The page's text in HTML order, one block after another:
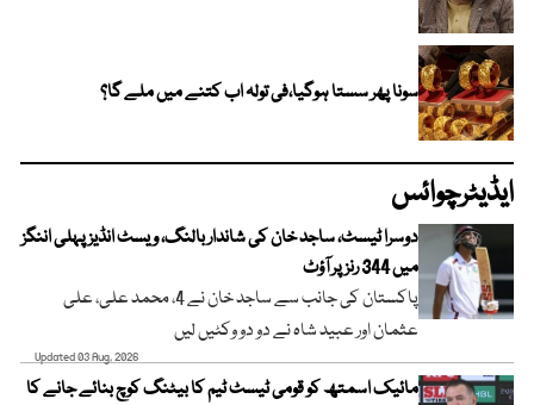
سونا پھر سستا ہوگیا،فی تولہ اب کتنے میں ملے گا؟
ایڈیٹرچوائس
دوسرا ٹیسٹ، ساجد خان کی شاندار بالنگ، ویسٹ انڈیز پہلی اننگز
میں 344 رنز پر آؤٹ
پاکستان کی جانب سے ساجد خان نے 4، محمد علی، علی
عثمان اور عبید شاہ نے دو دو وکٹیں لیں
Updated 03 Aug, 2026
مائیک اسمتھ کو قومی ٹیسٹ ٹیم کا بیٹنگ کوچ بنائے جانے کا